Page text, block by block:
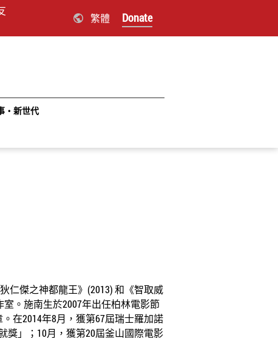
繁體 Donate
‧新世代
仁傑之神都龍王》(2013) 和《智取威
。施南生於2007年出任柏林電影節
在2014年8月，獲第67屆瑞士羅加諾
獎」；10月，獲第20屆釜山國際電影